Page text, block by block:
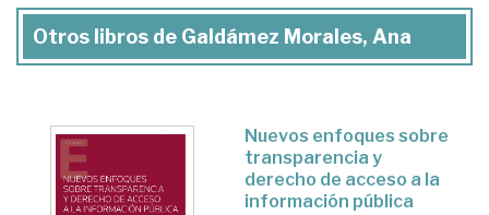
Otros libros de Galdámez Morales, Ana
Nuevos enfoques sobre
transparencia y
derecho de acceso a la
información pública